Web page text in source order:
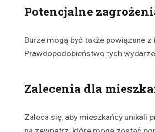
Potencjalne
Burze mogą być także powiązane
Prawdopodobieństwo tych
Zalecenia dla
Zaleca się, aby mieszkańcy unikali